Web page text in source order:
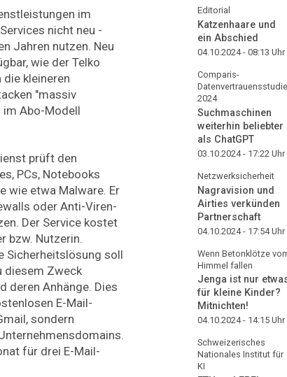
im
nicht neu -
Jahren nutzen. Neu
wie der Telko
kleineren
"massiv
im Abo-Modell
prüft den
PCs, Notebooks
wie etwa Malware. Er
oder Anti-Viren-
Der Service kostet
bzw. Nutzerin.
Sicherheitslösung soll
diesem Zweck
deren Anhänge. Dies
E-Mail-
sondern
für drei E-Mail-
Editorial
Katzenhaare und
ein Abschied
04.10.2024 - 08:13 Uhr
Comparis-
Datenvertrauensstudie
2024
Suchmaschinen
weiterhin beliebter
als ChatGPT
03.10.2024 - 17:22 Uhr
Netzwerksicherheit
Nagravision und
Airties verkünden
Partnerschaft
04.10.2024 - 17:54Uhr
Wenn Betonklötze
Himmel fallen
Jenga ist nur
für kleine Kinder?
Mitnichten!
04.10.2024 - 14:15 Uhr
Schweizerisches
Nationales Institut für
KI